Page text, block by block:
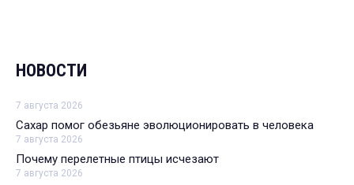
НОВОСТИ
7 августа 2026
Сахар помог обезьяне эволюционировать в человека
7 августа 2026
Почему перелетные птицы исчезают
7 августа 2026